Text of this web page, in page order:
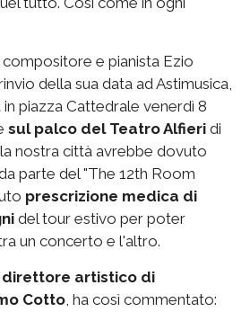
e pianista Ezio
della sua data ad Astimusica,
piazza Cattedrale venerdì 8
sul palco del Teatro Alfieri di
nostra città avrebbe dovuto
parte del "The 12th Room
prescrizione medica di
del tour estivo per poter
un concerto e l'altro.
direttore artistico di
Cotto, ha così commentato: